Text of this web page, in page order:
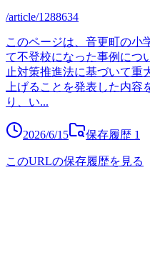
/article/1288634
このページは、音更町の小
て不登校になった事例につ
止対策推進法に基づいて重
上げることを発表した内容
り、い...
2026/6/15 保存履歴 1
このURLの保存履歴を見る